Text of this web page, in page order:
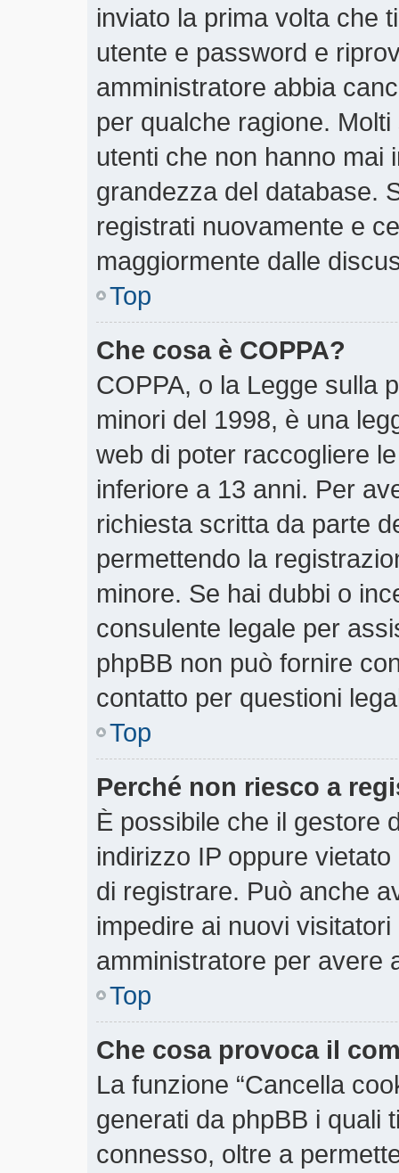
inviato la prima volta che
utente e password e
amministratore abbia
per qualche ragione.
utenti che non hanno mai
grandezza del database.
registrati nuovamente e
maggiormente dalle
Top
Che cosa è COPPA?
COPPA, o la Legge sulla
minori del 1998, è una
web di poter raccogliere
inferiore a 13 anni. Per
richiesta scritta da parte
permettendo la
minore. Se hai dubbi o
consulente legale per
phpBB non può fornire
contatto per questioni
Top
Perché non riesco a
È possibile che il gestore
indirizzo IP oppure
di registrare. Può anche
impedire ai nuovi
amministratore per avere
Top
Che cosa provoca il
La funzione “Cancella
generati da phpBB i quali
connesso, oltre a